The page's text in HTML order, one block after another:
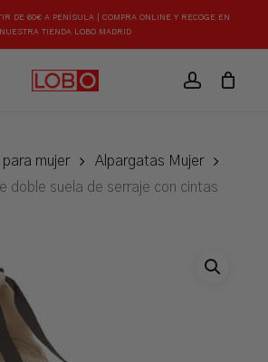
DE 60€ A PENÍSULA | COMPRA ONLINE Y RECOGE EN
NUESTRA TIENDA LOBO MADRID
account
Cart
mujer
Alpargatas Mujer
doble suela de serraje con cintas